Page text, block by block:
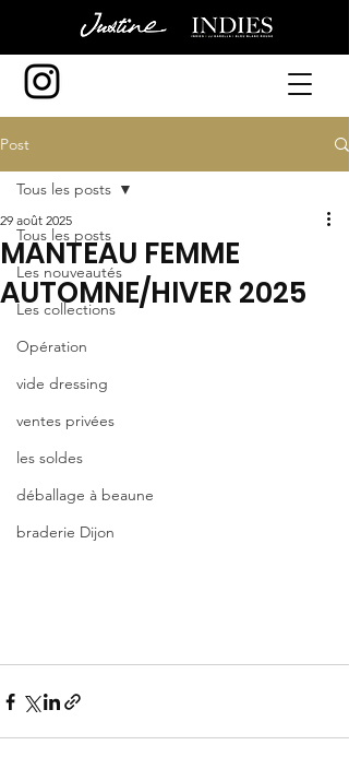
Post
Tous les posts
Les nouveautés
Les collections
Opération
vide dressing
ventes privées
les soldes
déballage à beaune
braderie Dijon
Tous les posts
MANTEAU FEMME
AUTOMNE/HIVER 2025
29 août 2025